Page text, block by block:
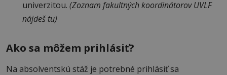
univerzitou. (Zoznam fakultných koordinátorov UVLF
nájdeš tu)
Ako sa môžem prihlásiť?
Na absolventskú stáž je potrebné prihlásiť sa